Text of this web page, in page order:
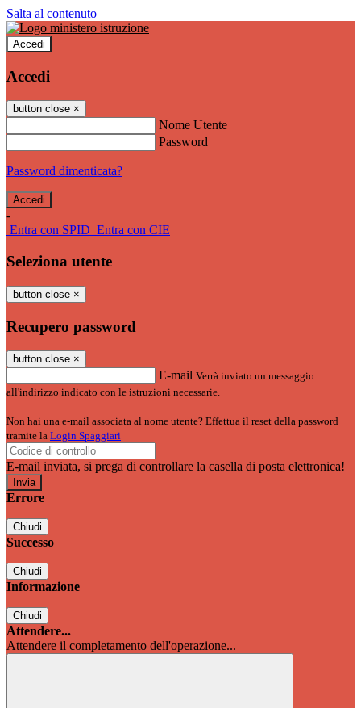
Salta al contenuto
Accedi
Accedi
button close ×
Nome Utente
Password
Password dimenticata?
-
Entra con SPID Entra con CIE
Seleziona utente
button close ×
Recupero password
button close ×
E-mail Verrà inviato un messaggio
all'indirizzo indicato con le istruzioni necessarie.
Non hai una e-mail associata al nome utente? Effettua il reset della password
tramite la Login Spaggiari
E-mail inviata, si prega di controllare la casella di posta elettronica!
Errore
Chiudi
Successo
Chiudi
Informazione
Chiudi
Attendere...
Attendere il completamento dell'operazione...